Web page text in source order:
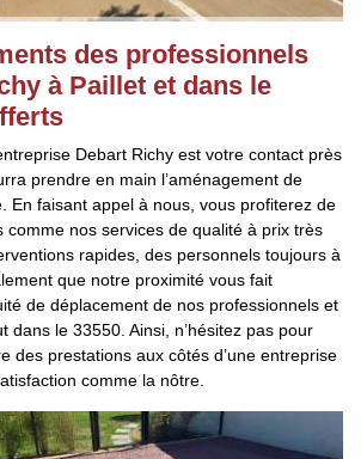
des professionnels
à Paillet et dans le
Debart Richy est votre contact près
prendre en main l’aménagement de
En faisant appel à nous, vous profiterez de
comme nos services de qualité à prix très
rapides, des personnels toujours à
que notre proximité vous fait
de déplacement de nos professionnels et
dans le 33550. Ainsi, n’hésitez pas pour
des prestations aux côtés d’une entreprise
comme la nôtre.